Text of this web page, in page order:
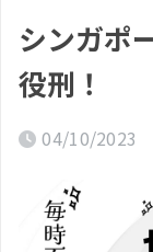
シンガポ
役刑！
04/10/2023